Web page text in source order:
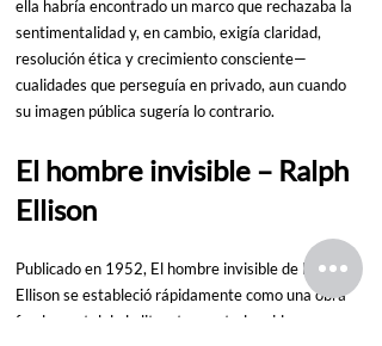
ella habría encontrado un marco que rechazaba la
sentimentalidad y, en cambio, exigía claridad,
resolución ética y crecimiento consciente—
cualidades que perseguía en privado, aun cuando
su imagen pública sugería lo contrario.
El hombre invisible – Ralph
Ellison
Publicado en 1952, El hombre invisible de Ralph
Ellison se estableció rápidamente como una obra
fundamental de la literatura estadounidense.